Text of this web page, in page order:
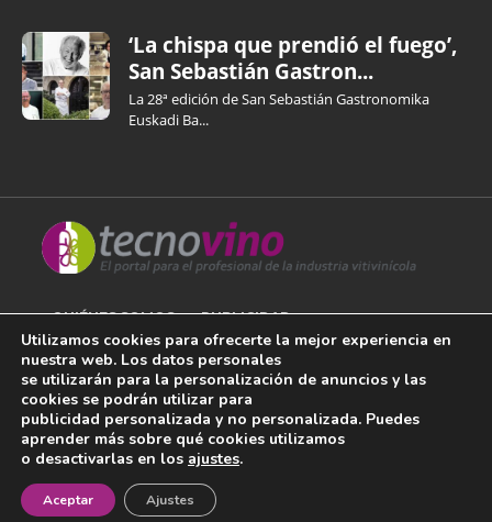
‘La chispa que prendió el fuego’,
San Sebastián Gastron...
La 28ª edición de San Sebastián Gastronomika
Euskadi Ba...
QUIÉNES SOMOS PUBLICIDAD
AVISO LEGAL
POLÍTICA DE COOKIES
POLÍTICA DE PRIVACIDAD
CONTACTO¡Newsletter!
Utilizamos cookies para ofrecerte la mejor experiencia en
nuestra web. Los datos personales
se utilizarán para la personalización de anuncios y las
cookies se podrán utilizar para
publicidad personalizada y no personalizada. Puedes
aprender más sobre qué cookies utilizamos
o desactivarlas en los ajustes.
Aceptar Ajustes